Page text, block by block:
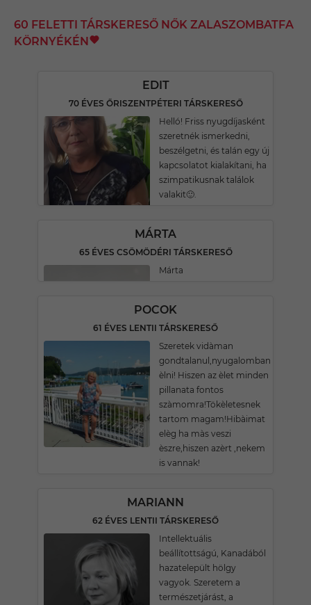
60 FELETTI TÁRSKERESŐ NŐK ZALASZOMBATFA
KÖRNYÉKÉN
EDIT
70 ÉVES ŐRISZENTPÉTERI TÁRSKERESŐ
Helló! Friss nyugdíjasként
szeretnék ismerkedni,
beszélgetni, és talán egy új
kapcsolatot kialakítani, ha
szimpatikusnak találok
valakit🙂.
MÁRTA
65 ÉVES CSÖMÖDÉRI TÁRSKERESŐ
Márta
POCOK
61 ÉVES LENTII TÁRSKERESŐ
Szeretek vidàman
gondtalanul,nyugalomban
èlni! Hiszen az èlet minden
pillanata fontos
szàmomra!Tökèletesnek
tartom magam!Hibàimat
elèg ha màs veszi
èszre,hiszen azèrt ,nekem
is vannak!
MARIANN
62 ÉVES LENTII TÁRSKERESŐ
Intellektuális
beállítottságú, Kanadából
hazatelepült hölgy
vagyok. Szeretem a
természetjárást, a